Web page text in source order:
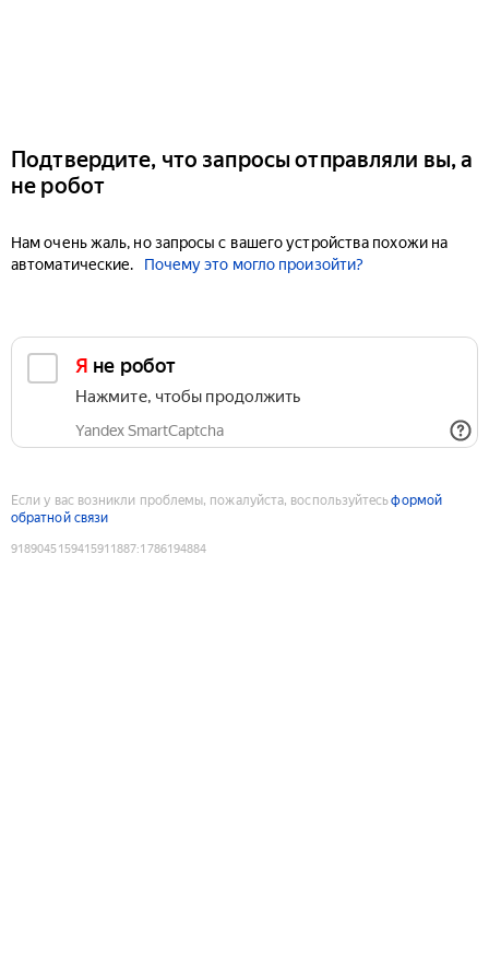
Подтвердите, что запросы отправляли вы, а
не робот
Нам очень жаль, но запросы с вашего устройства похожи на
автоматические.
Почему это могло произойти?
Я не робот
Нажмите, чтобы продолжить
Yandex SmartCaptcha
Если у вас возникли проблемы, пожалуйста, воспользуйтесьформой
обратной связи
9189045159415911887:1786194884